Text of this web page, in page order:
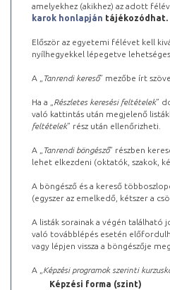
amelyekhez (akikhez) az adott
karok honlapján tájékozódhat.
Először az egyetemi félévet kell
nyílhegyekkel lépegetve
A „ Tanrendi kereső” mezőbe írt
Ha a „ Részletes keresési feltételek”
való kattintás után megjelenő
feltételek” rész után ellenőrizheti.
A „ Tanrendi böngésző” részben
lehet elkezdeni (oktatók, szakok,
A böngésző és a kereső
(egyszer az emelkedő, kétszer a
A listák sorainak a végén található
való továbblépés esetén
vagy lépjen vissza a böngészője
A „ Képzési programok szerinti
Képzési forma (szint)